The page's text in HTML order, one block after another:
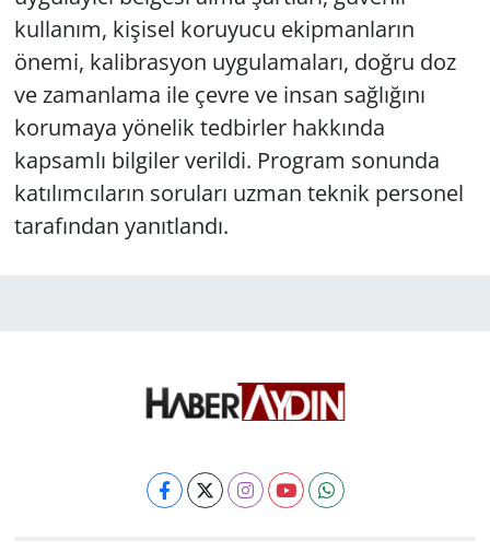
kullanım, kişisel koruyucu ekipmanların
önemi, kalibrasyon uygulamaları, doğru doz
ve zamanlama ile çevre ve insan sağlığını
korumaya yönelik tedbirler hakkında
kapsamlı bilgiler verildi. Program sonunda
katılımcıların soruları uzman teknik personel
tarafından yanıtlandı.